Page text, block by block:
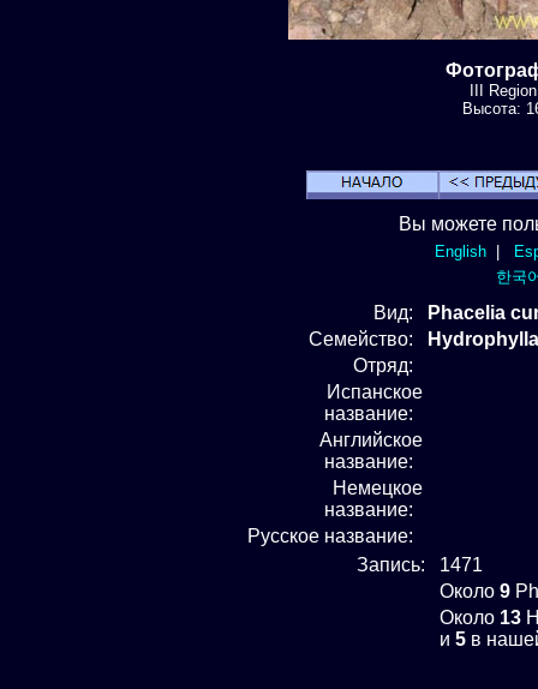
III
Высота:
Вы можете
English|
한국
Вид:
Phacelia
Семейство:
Отряд:
Испанское
название:
Английское
название:
Немецкое
название:
Русское название:
Запись:
1471
Около 9
Около 13
и 5 в